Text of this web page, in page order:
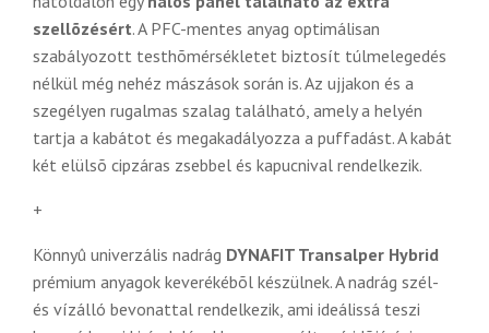
szellõzésért. A PFC-mentes anyag optimálisan
szabályozott testhõmérsékletet biztosít túlmelegedés
nélkül még nehéz mászások során is. Az ujjakon és a
szegélyen rugalmas szalag található, amely a helyén
tartja a kabátot és megakadályozza a puffadást. A kabát
két elülsõ cipzáras zsebbel és kapucnival rendelkezik.
+
Könnyû univerzális nadrág DYNAFIT Transalper Hybrid
prémium anyagok keverékébõl készülnek. A nadrág szél-
és vízálló bevonattal rendelkezik, ami ideálissá teszi